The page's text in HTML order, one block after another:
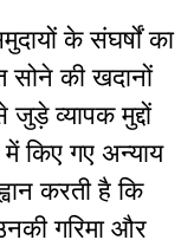
के संघर्षों का
सोने की खदानों
व्यापक मुद्दों
किए गए अन्याय
करती है कि
गरिमा और